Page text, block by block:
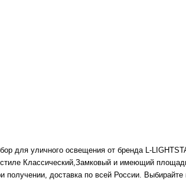
для уличного освещения от бренда L-
Классический,Замковый и имеющий
доставка по всей России. Выбирайте